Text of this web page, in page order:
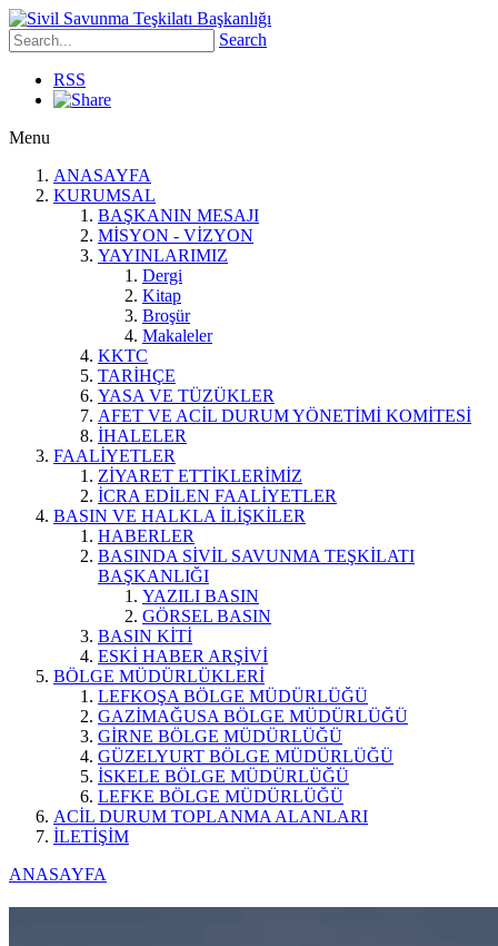
Search
RSS
Menu
ANASAYFA
KURUMSAL
BAŞKANIN MESAJI
MİSYON - VİZYON
YAYINLARIMIZ
Dergi
Kitap
Broşür
Makaleler
KKTC
TARİHÇE
YASA VE TÜZÜKLER
AFET VE ACİL DURUM YÖNETİMİ KOMİTESİ
İHALELER
FAALİYETLER
ZİYARET ETTİKLERİMİZ
İCRA EDİLEN FAALİYETLER
BASIN VE HALKLA İLİŞKİLER
HABERLER
BASINDA SİVİL SAVUNMA TEŞKİLATI
BAŞKANLIĞI
YAZILI BASIN
GÖRSEL BASIN
BASIN KİTİ
ESKİ HABER ARŞİVİ
BÖLGE MÜDÜRLÜKLERİ
LEFKOŞA BÖLGE MÜDÜRLÜĞÜ
GAZİMAĞUSA BÖLGE MÜDÜRLÜĞÜ
GİRNE BÖLGE MÜDÜRLÜĞÜ
GÜZELYURT BÖLGE MÜDÜRLÜĞÜ
İSKELE BÖLGE MÜDÜRLÜĞÜ
LEFKE BÖLGE MÜDÜRLÜĞÜ
ACİL DURUM TOPLANMA ALANLARI
İLETİŞİM
ANASAYFA